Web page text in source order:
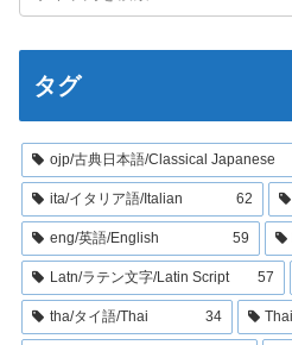
タグ
ojp/古典日本語/Classical Japanese
ita/イタリア語/Italian 62
eng/英語/English 59
Latn/ラテン文字/Latin Script 57
tha/タイ語/Thai 34